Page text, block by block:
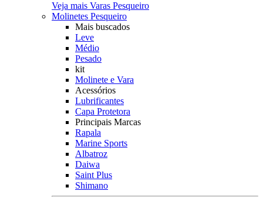
Veja mais Varas Pesqueiro
Molinetes Pesqueiro
Mais buscados
Leve
Médio
Pesado
kit
Molinete e Vara
Acessórios
Lubrificantes
Capa Protetora
Principais Marcas
Rapala
Marine Sports
Albatroz
Daiwa
Saint Plus
Shimano